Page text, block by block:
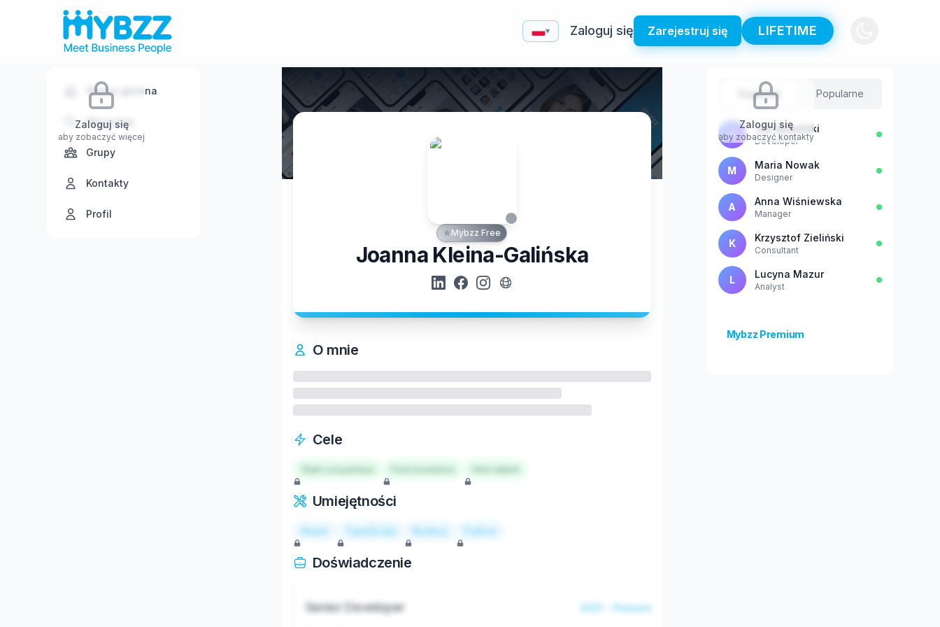
▾ Zaloguj się Zarejestruj się LIFETIME
Zaloguj się
aby zobaczyć więcej
Strona główna
Wyszukaj
Grupy
Kontakty
Profil
Mybzz Free
Joanna Kleina-Galińska
O mnie
Cele
Start a business Hire talent
Umiejętności
React TypeScript Node.js Python
Doświadczenie
Senior Developer 2021 - Present
Zaloguj się
aby zobaczyć kontakty
Sugestie Popularne
J Jan Kowalski
Developer
M Maria Nowak
Designer
A Anna Wiśniewska
Manager
K Krzysztof Zieliński
Consultant
L Lucyna Mazur
Analyst
Mybzz Premium